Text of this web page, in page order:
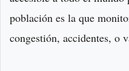
población es la que
congestión, accidentes, o